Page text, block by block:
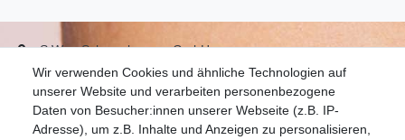
Wir verwenden Cookies und ähnliche Technologien auf
unserer Website und verarbeiten personenbezogene
Daten von Besucher:innen unserer Webseite (z.B. IP-
Adresse), um z.B. Inhalte und Anzeigen zu personalisieren,
S.W.w. Schmuckwaren GmbH
07051-9608828
info@schmuckador.de
Montag bis Freitag 8.30 – 12.00 Uhr und 13.30 bis 17.30 Uhr